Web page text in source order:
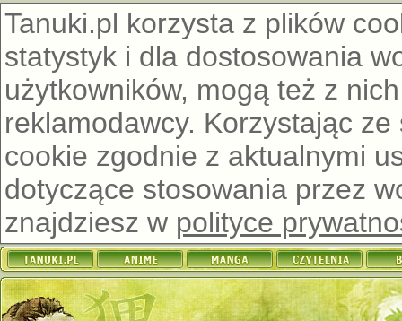
Tanuki.pl korzysta z plików
statystyk i dla dostosowania
użytkowników, mogą też z
reklamodawcy. Korzystając
cookie zgodnie z aktualnymi
dotyczące stosowania przez
znajdziesz w polityce